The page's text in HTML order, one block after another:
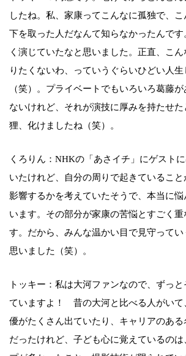
したね。私、家康ってこんなに孤独で、
下を取った人だなんて知らなかったんです
く演じていたなと思いました。正直、こ
りたくないわ、っていうぐらいひどい人生
（笑）。プライベートでもいろいろ葛藤
ないけれど、それが演技に厚みを持たせ
狸、化けましたね（笑）。
くろりん：NHKの「あさイチ」にゲスト
いたけれど、自分の周りで起きていること
影響するかを考えていたそうで、本当に
います。その部分が家康の苦悩とすごく重
す。だから、みんな温かい目で見守ってい
思いました（笑）。
トッキー：私は大河ファンなので、ずっ
ていますよ！ 昔の大河と比べる人がいて
優がたくさん出ていたり、キャリアのあ
だったけれど、子ども心に覚えているの